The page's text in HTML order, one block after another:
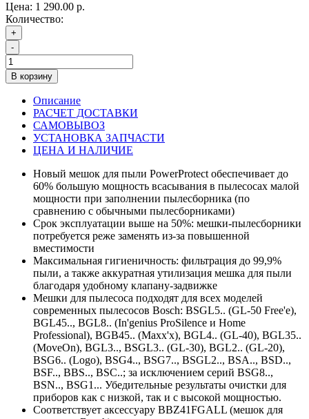
Цена: 1 290.00 р.
Количество:
+
-
В корзину
Описание
РАСЧЕТ ДОСТАВКИ
САМОВЫВОЗ
УСТАНОВКА ЗАПЧАСТИ
ЦЕНА И НАЛИЧИЕ
Новый мешок для пыли PowerProtect обеспечивает до
60% большую мощность всасывания в пылесосах малой
мощности при заполнении пылесборника (по
сравнению с обычными пылесборниками)
Срок эксплуатации выше на 50%: мешки-пылесборники
потребуется реже заменять из-за повышенной
вместимости
Максимальная гигиеничность: фильтрация до 99,9%
пыли, а также аккуратная утилизация мешка для пыли
благодаря удобному клапану-задвижке
Мешки для пылесоса подходят для всех моделей
современных пылесосов Bosch: BSGL5.. (GL-50 Free'e),
BGL45.., BGL8.. (In'genius ProSilence и Home
Professional), BGB45.. (Maxx'x), BGL4.. (GL-40), BGL35..
(MoveOn), BGL3.., BSGL3.. (GL-30), BGL2.. (GL-20),
BSG6.. (Logo), BSG4.., BSG7.., BSGL2.., BSA.., BSD..,
BSF.., BBS.., BSC..; за исключением серий BSG8..,
BSN.., BSG1... Убедительные результаты очистки для
приборов как с низкой, так и с высокой мощностью.
Соответствует аксессуару BBZ41FGALL (мешок для